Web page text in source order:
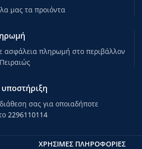
Σκελετός: χαλύβδινες ράβδοι,
Αντιολισθητικά πόδια: ναι
μας τα προιόντα
ασφάλεια πληρωμή στο περιβάλλον
σας για οποιαδήποτε
2296110114
ΧΡΗΣΙΜΕΣ ΠΛΗΡΟΦΟΡΙΕΣ